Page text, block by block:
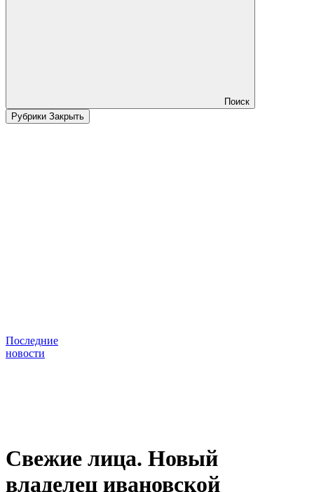
Поиск
Рубрики Закрыть
Последние
новости
Свежие лица. Новый
владелец ивановской